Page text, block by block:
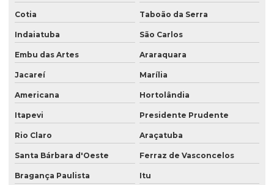
Saco laminado com bico
Saco laminado para café
Saco para pipoca
Saco plástico com alça laminado
Saco plástico com bico
Saco plástico com janela
Saco plástico refil
Cotia Taboão da Serra
Indaiatuba São Carlos
Embu das Artes Araraquara
Jacareí Marília
Americana Hortolândia
Itapevi Presidente Prudente
Rio Claro Araçatuba
Santa Bárbara d'Oeste Ferraz de Vasconcelos
Bragança Paulista Itu